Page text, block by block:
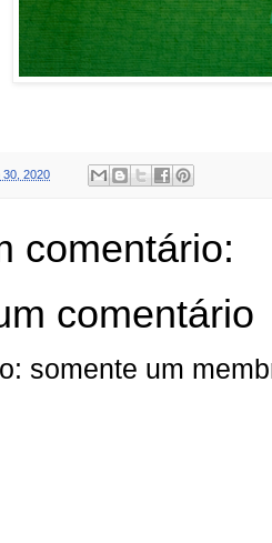
30, 2020
comentário:
comentário
somente um